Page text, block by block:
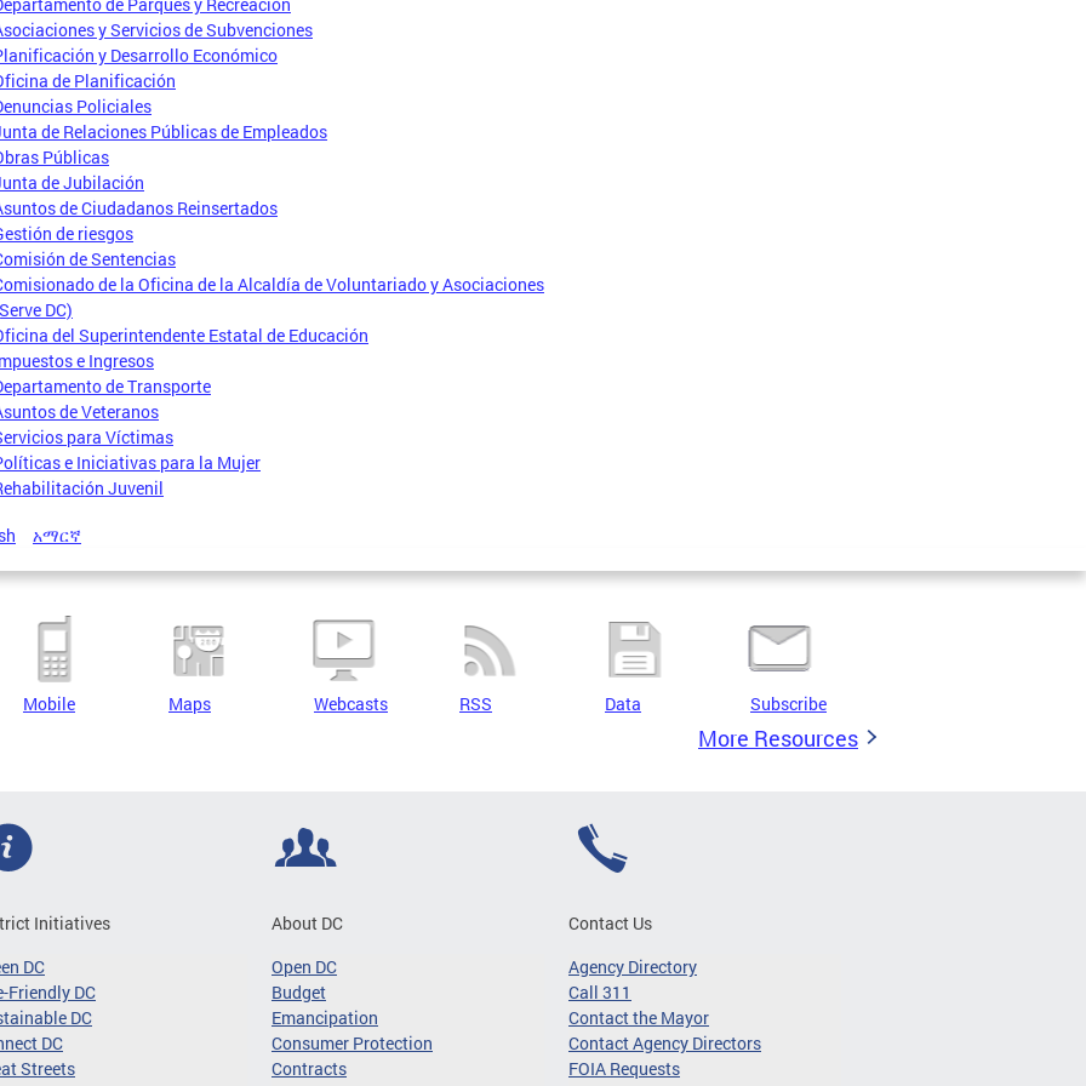
y Servicios de Subvenciones
y Desarrollo Económico
de Planificación
Policiales
de Relaciones Públicas de Empleados
Públicas
de Jubilación
de Ciudadanos Reinsertados
de riesgos
de Sentencias
de la Oficina de la Alcaldía de Voluntariado y Asociaciones
DC)
del Superintendente Estatal de Educación
e Ingresos
de Transporte
de Veteranos
para Víctimas
e Iniciativas para la Mujer
Juvenil
አማርኛ
Mobile Maps Webcasts RSS Data Subscribe
More Resources
Initiatives
DC
Friendly DC
DC
DC
Streets
About DC
Open DC
Budget
Emancipation
Consumer Protection
Contracts
Contact Us
Agency Directory
Call 311
Contact the Mayor
Contact Agency Directors
FOIA Requests